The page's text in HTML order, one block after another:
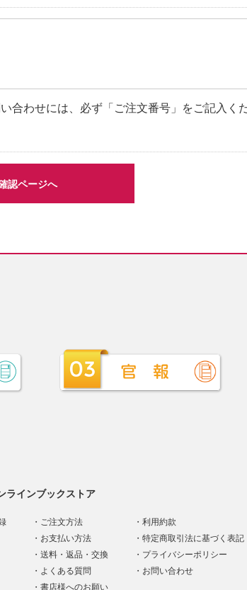
合わせには、必ず「ご注文番号」をご記入く
認ページへ
ラインブックストア
ご注文方法
お支払い方法
送料・返品・交換
よくある質問
書店様へのお願い
利用約款
特定商取引法に基づく表記
プライバシーポリシー
お問い合わせ